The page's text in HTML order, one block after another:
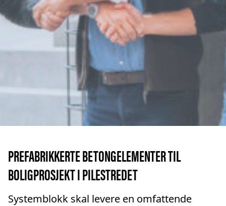
PREFABRIKKERTE BETONGELEMENTER TIL
BOLIGPROSJEKT I PILESTREDET
Systemblokk skal levere en omfattende